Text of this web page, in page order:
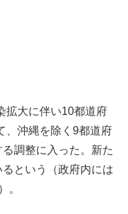
拡大に伴い10都道府
、沖縄を除く9都道府
調整に入った。新た
るという（政府内には
。